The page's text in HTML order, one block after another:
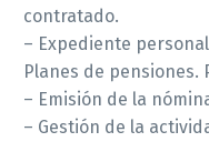
contratado.
– Expediente
Planes de pensiones.
– Emisión de la
– Gestión de la